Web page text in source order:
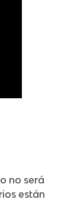
no será
están